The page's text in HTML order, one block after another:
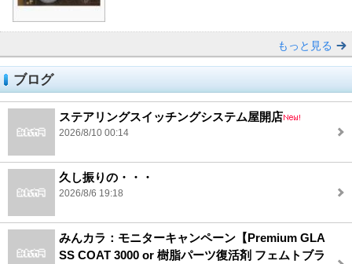
もっと見る
ブログ
ステアリングスイッチングシステム屋開店
2026/8/10 00:14
久し振りの・・・
2026/8/6 19:18
みんカラ：モニターキャンペーン【Premium GLA
SS COAT 3000 or 樹脂パーツ復活剤 フェムトブラ